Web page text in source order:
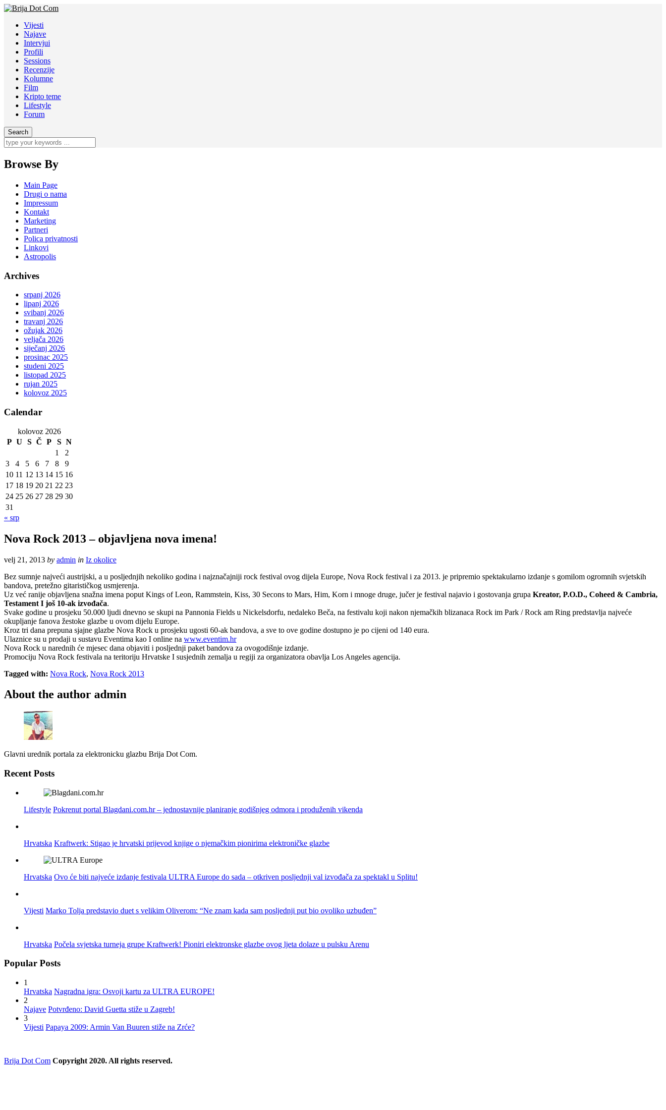
Vijesti
Najave
Intervjui
Profili
Sessions
Recenzije
Kolumne
Film
Kripto teme
Lifestyle
Forum
Browse By
Main Page
Drugi o nama
Impressum
Kontakt
Marketing
Partneri
Polica privatnosti
Linkovi
Astropolis
Archives
srpanj 2026
lipanj 2026
svibanj 2026
travanj 2026
ožujak 2026
veljača 2026
siječanj 2026
prosinac 2025
studeni 2025
listopad 2025
rujan 2025
kolovoz 2025
Calendar
kolovoz 2026
P U S Č P S N
1
2
3
4 5 6 7 8
9
10 11 12 13 14 15 16
17 18 19 20 21 22 23
24 25 26 27 28 29 30
31
« srp
Nova Rock 2013 – objavljena nova imena!
velj 21, 2013 by admin in Iz okolice
Bez sumnje najveći austrijski, a u posljednjih nekoliko godina i najznačajniji rock festival ovog dijela Europe, Nova Rock festival i za 2013. je pripremio spektakularno izdanje s gomilom ogromnih svjetskih
bandova, pretežno gitarističkog usmjerenja.
Uz već ranije objavljena snažna imena poput Kings of Leon, Rammstein, Kiss, 30 Secons to Mars, Him, Korn i mnoge druge, jučer je festival najavio i gostovanja grupa Kreator, P.O.D., Coheed & Cambria,
Testament I još 10-ak izvođača.
Svake godine u prosjeku 50.000 ljudi dnevno se skupi na Pannonia Fields u Nickelsdorfu, nedaleko Beča, na festivalu koji nakon njemačkih blizanaca Rock im Park / Rock am Ring predstavlja najveće
okupljanje fanova žestoke glazbe u ovom dijelu Europe.
Kroz tri dana prepuna sjajne glazbe Nova Rock u prosjeku ugosti 60-ak bandova, a sve to ove godine dostupno je po cijeni od 140 eura.
Ulaznice su u prodaji u sustavu Eventima kao I online na www.eventim.hr
Nova Rock u narednih će mjesec dana objaviti i posljednji paket bandova za ovogodišnje izdanje.
Promociju Nova Rock festivala na teritoriju Hrvatske I susjednih zemalja u regiji za organizatora obavlja Los Angeles agencija.
Tagged with: Nova Rock, Nova Rock 2013
About the author admin
Glavni urednik portala za elektronicku glazbu Brija Dot Com.
Recent Posts
Lifestyle Pokrenut portal Blagdani.com.hr – jednostavnije planiranje godišnjeg odmora i produženih vikenda
Hrvatska Kraftwerk: Stigao je hrvatski prijevod knjige o njemačkim pionirima elektroničke glazbe
Hrvatska Ovo će biti najveće izdanje festivala ULTRA Europe do sada – otkriven posljednji val izvođača za spektakl u Splitu!
Vijesti Marko Tolja predstavio duet s velikim Oliverom: “Ne znam kada sam posljednji put bio ovoliko uzbuđen”
Hrvatska Počela svjetska turneja grupe Kraftwerk! Pioniri elektronske glazbe ovog ljeta dolaze u pulsku Arenu
Popular Posts
1
Hrvatska Nagradna igra: Osvoji kartu za ULTRA EUROPE!
2
Najave Potvrđeno: David Guetta stiže u Zagreb!
3
Vijesti Papaya 2009: Armin Van Buuren stiže na Zrće?
Brija Dot Com Copyright 2020. All rights reserved.